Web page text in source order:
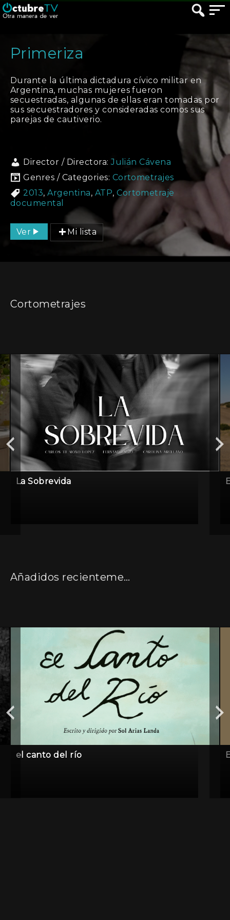
Primeriza
Durante la última dictadura cívico militar en
Argentina, muchas mujeres fueron
secuestradas, algunas de ellas eran tomadas por
sus secuestradores y consideradas comos sus
parejas de cautiverio.
Director / Directora:Julián Cávena
Genres / Categories: Cortometrajes
2013,Argentina, ATP, Cortometraje
documental
Ver Mi lista
Cortometrajes
La Sobrevida
Añadidos recientemente
el canto del río